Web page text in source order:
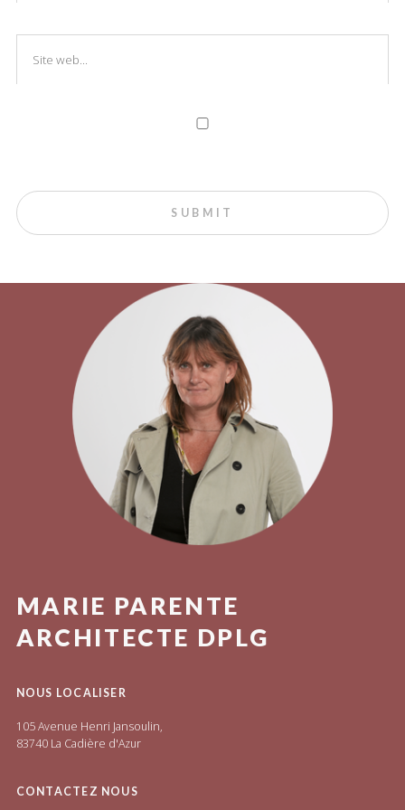
MARIE PARENTE
ARCHITECTE DPLG
NOUS LOCALISER
105 Avenue Henri Jansoulin,
83740 La Cadière d'Azur
CONTACTEZ NOUS